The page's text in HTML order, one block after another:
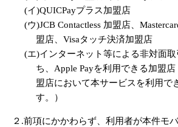
(イ)QUICPayプラス加盟店
(ウ)JCB Contactless 加盟店、
盟店、Visaタッチ決済加盟店
(エ)インターネット等による非対面取
ち、Apple Payを利用できる加盟
盟店において本サービスを利用で
す。）
２.前項にかかわらず、利用者が本件モ